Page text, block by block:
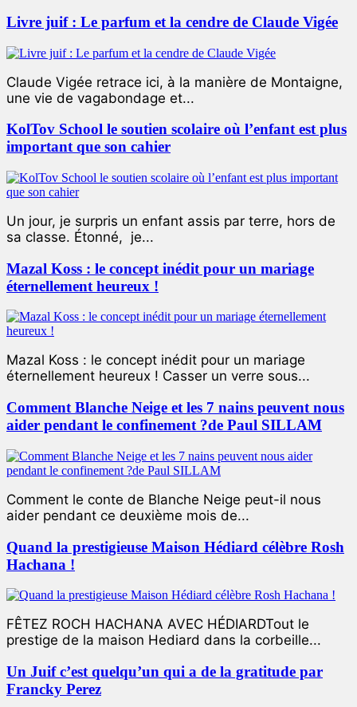
Livre juif : Le parfum et la cendre de Claude Vigée
Claude Vigée retrace ici, à la manière de Montaigne,
une vie de vagabondage et...
KolTov School le soutien scolaire où l’enfant est plus
important que son cahier
Un jour, je surpris un enfant assis par terre, hors de
sa classe. Étonné, je...
Mazal Koss : le concept inédit pour un mariage
éternellement heureux !
Mazal Koss : le concept inédit pour un mariage
éternellement heureux ! Casser un verre sous...
Comment Blanche Neige et les 7 nains peuvent nous
aider pendant le confinement ?de Paul SILLAM
Comment le conte de Blanche Neige peut-il nous
aider pendant ce deuxième mois de...
Quand la prestigieuse Maison Hédiard célèbre Rosh
Hachana !
FÊTEZ ROCH HACHANA AVEC HÉDIARDTout le
prestige de la maison Hediard dans la corbeille...
Un Juif c’est quelqu’un qui a de la gratitude par
Francky Perez